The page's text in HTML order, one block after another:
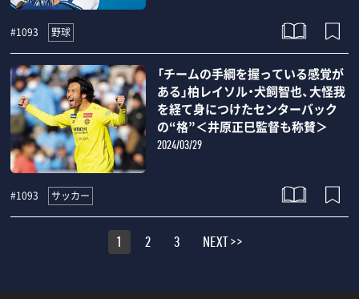
#1093 野球
「チームの手綱を握っている感覚が
ある」柏レイソル・犬飼智也、大怪我
を経て身につけたセンターバック
の“格”＜井原正巳監督も称賛＞
2024/03/29
#1093 サッカー
1 2 3 NEXT >>